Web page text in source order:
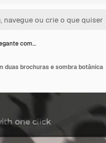
com…
duas brochuras e sombra botânica